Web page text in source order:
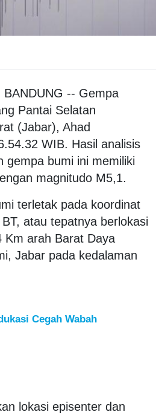
-- Gempa
Pantai Selatan
(Jabar), Ahad
WIB. Hasil analisis
gempa bumi ini memiliki
magnitudo M5,1.
terletak pada koordinat
atau tepatnya berlokasi
Km arah Barat Daya
Jabar pada kedalaman
Cegah Wabah
lokasi episenter dan